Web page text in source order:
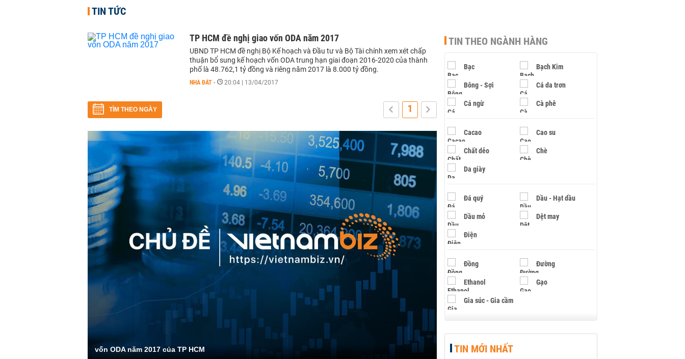
TIN TỨC
TP HCM đề nghị giao vốn ODA năm 2017
UBND TP HCM đề nghị Bộ Kế hoạch và Đầu tư và Bộ Tài chính xem xét chấp
thuận bổ sung kế hoạch vốn ODA trung hạn giai đoạn 2016-2020 của thành
phố là 48.762,1 tỷ đồng và riêng năm 2017 là 8.000 tỷ đồng.
NHÀ ĐẤT - 20:04 | 13/04/2017
TÌM THEO NGÀY 1
vốn ODA năm 2017 của TP HCM
TIN THEO NGÀNH HÀNG
Bạc Bạch Kim
Bông - Sợi Cá da trơn
Cá ngừ Cà phê
Cacao Cao su
Chất dẻo Chè
Da giày
Đá quý Dầu - Hạt dầu
Dầu mỏ Dệt may
Điện
Đồng Đường
Ethanol Gạo
Gia súc - Gia cầm
Hạt điều
TIN MỚI NHẤT